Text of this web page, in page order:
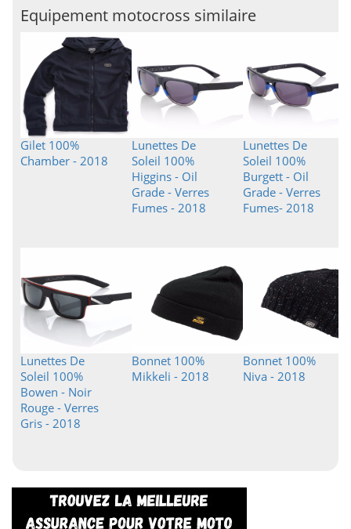
Equipement motocross similaire
Gilet 100%
Chamber - 2018
Lunettes De
Soleil 100%
Higgins - Oil
Grade - Verres
Fumes - 2018
Lunettes De
Soleil 100%
Burgett - Oil
Grade - Verres
Fumes- 2018
Lunettes De
Soleil 100%
Bowen - Noir
Rouge - Verres
Gris - 2018
Bonnet 100%
Mikkeli - 2018
Bonnet 100%
Niva - 2018